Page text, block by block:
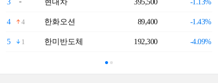
3 현대차 395,500 -1.13%
4 4 한화오션 89,400 -1.43%
5 1 한미반도체 192,300 -4.09%